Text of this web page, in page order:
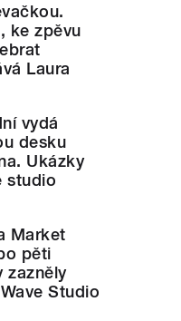
ke zpěvu
Laura
vydá
desku
Ukázky
studio
Market
pěti
zazněly
Studio